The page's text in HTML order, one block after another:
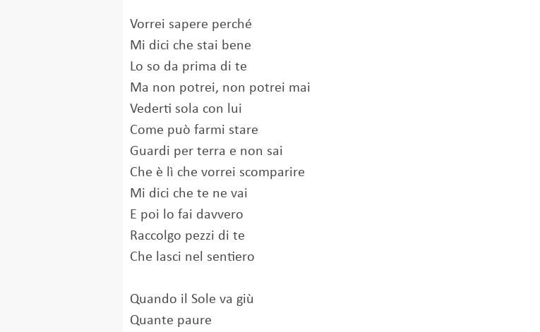
Vorrei sapere perché
Mi dici che stai bene
Lo so da prima di te
Ma non potrei, non potrei mai
Vederti sola con lui
Come può farmi stare
Guardi per terra e non sai
Che è lì che vorrei scomparire
Mi dici che te ne vai
E poi lo fai davvero
Raccolgo pezzi di te
Che lasci nel sentiero
Quando il Sole va giù
Quante paure